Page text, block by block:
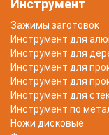
Инструмент
Зажимы заготовок
Инструмент для
Инструмент для
Инструмент для
Инструмент для
Инструмент для
Инструмент по
Ножи дисковые